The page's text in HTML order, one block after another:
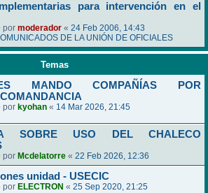
para intervención en el
por moderador « 24 Feb 2006, 14:43
DE LA UNIÓN DE OFICIALES
Temas
MANDO COMPAÑÍAS POR
por kyohan « 14 Mar 2026, 21:45
SOBRE USO DEL CHALECO
por Mcdelatorre « 22 Feb 2026, 12:36
unidad - USECIC
por ELECTRON « 25 Sep 2020, 21:25